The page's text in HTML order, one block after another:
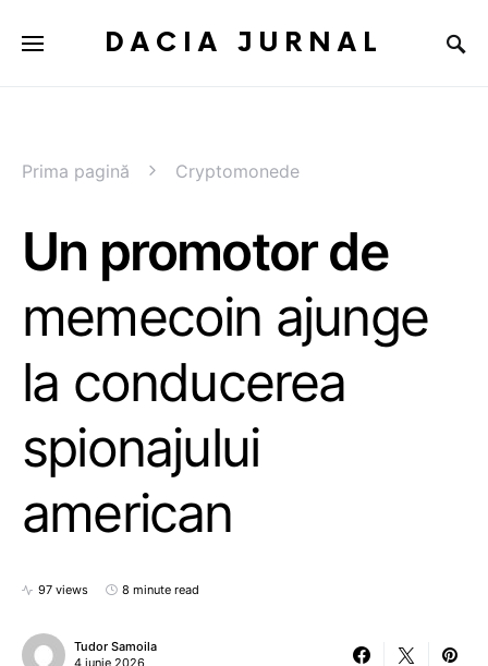
DACIA JURNAL
Prima pagină Cryptomonede
Un promotor de
memecoin ajunge
la conducerea
spionajului
american
97 views 8 minute read
Tudor Samoila
4 iunie 2026